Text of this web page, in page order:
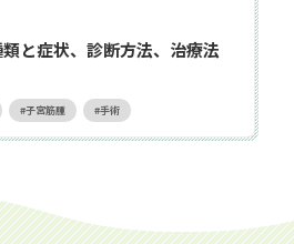
と症状、診断方法、治療法
子宮筋腫 手術